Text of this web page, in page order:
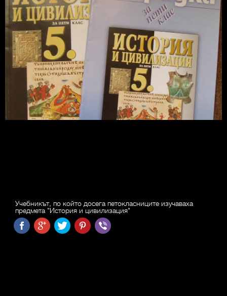
Учебникът, по който досега петокласниците изучаваха
предмета "История и цивилизация"